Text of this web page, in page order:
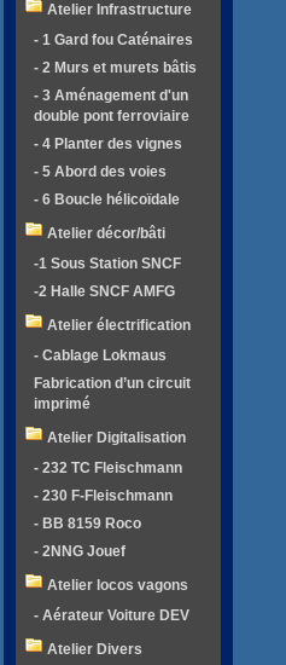
Atelier Infrastructure
- 1 Gard fou Caténaires
- 2 Murs et murets bâtis
- 3 Aménagement d'un
double pont ferroviaire
- 4 Planter des vignes
- 5 Abord des voies
- 6 Boucle hélicoïdale
Atelier décor/bâti
-1 Sous Station SNCF
-2 Halle SNCF AMFG
Atelier électrification
- Cablage Lokmaus
Fabrication d’un circuit
imprimé
Atelier Digitalisation
- 232 TC Fleischmann
- 230 F-Fleischmann
- BB 8159 Roco
- 2NNG Jouef
Atelier locos vagons
- Aérateur Voiture DEV
Atelier Divers